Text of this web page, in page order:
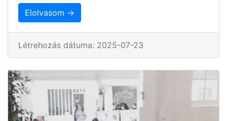
Elolvasom →
Létrehozás dátuma: 2025-07-23